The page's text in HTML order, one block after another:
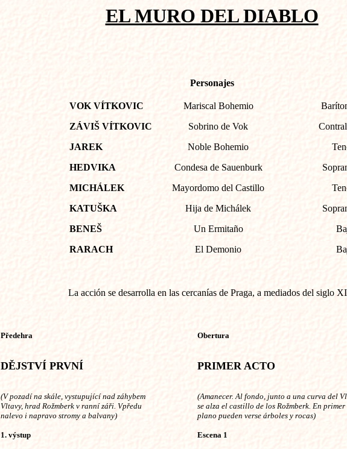
EL MURO DEL DIABLO
Personajes
VOK VÍTKOVIC
ZÁVIŠ VÍTKOVIC
JAREK
HEDVIKA
MICHÁLEK
KATUŠKA
BENEŠ
RARACH
Mariscal Bohemio
Sobrino de Vok
Noble Bohemio
Condesa de Sauenburk
Mayordomo del Castillo
Hija de Michálek
Un Ermitaño
El Demonio
La acción se desarrolla en las cercanías de Praga, a mediados del siglo
Předehra
DĚJSTVÍ PRVNÍ
(V pozadí na skále, vystupující nad záhybem
Vltavy, hrad Rožmberk v ranní záři. Vpředu
nalevo i napravo stromy a balvany)
1. výstup
Obertura
PRIMER ACTO
(Amanecer. Al fondo, junto a una curva del
se alza el castillo de los Rožmberk. En primer
plano pueden verse árboles y rocas)
Escena 1